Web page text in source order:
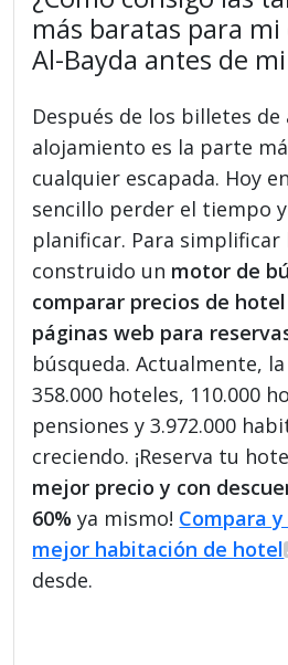
más baratas para mi
Al-Bayda antes de
Después de los billetes de
alojamiento es la parte
cualquier escapada. Hoy
sencillo perder el tiempo
planificar. Para simplificar
construido un motor de
comparar precios de
páginas web para
búsqueda. Actualmente,
358.000 hoteles, 110.000
pensiones y 3.972.000
creciendo. ¡Reserva tu
mejor precio y con
60% ya mismo! Compara
mejor habitación de hotel
desde.